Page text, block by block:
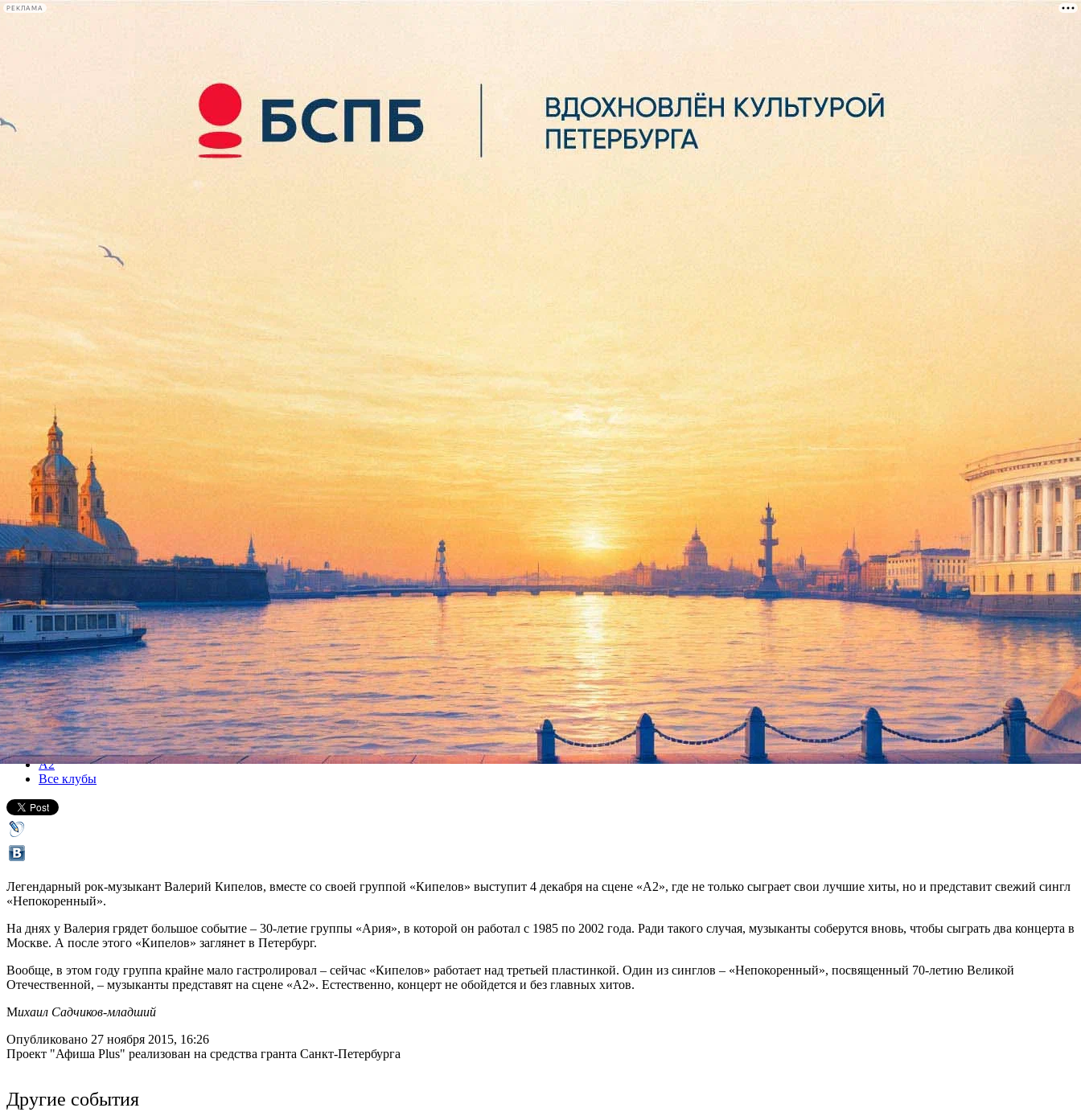
РЕКЛАМА
лекции
книги
Валерий Кипелов сыграет в Петербурге новые песни
04 декабря 2015, пятница
Версия для печати
Все концерты
А2
Все клубы
Легендарный рок-музыкант Валерий Кипелов, вместе со своей группой «Кипелов» выступит 4 декабря на сцене «А2», где не только сыграет свои лучшие хиты, но и представит свежий сингл
«Непокоренный».
На днях у Валерия грядет большое событие – 30-летие группы «Ария», в которой он работал с 1985 по 2002 года. Ради такого случая, музыканты соберутся вновь, чтобы сыграть два концерта в
Москве. А после этого «Кипелов» заглянет в Петербург.
Вообще, в этом году группа крайне мало гастролировал – сейчас «Кипелов» работает над третьей пластинкой. Один из синглов – «Непокоренный», посвященный 70-летию Великой
Отечественной, – музыканты представят на сцене «А2». Естественно, концерт не обойдется и без главных хитов.
Михаил Садчиков-младший
Опубликовано 27 ноября 2015, 16:26
Проект "Афиша Plus" реализован на средства гранта Санкт-Петербурга
Другие события